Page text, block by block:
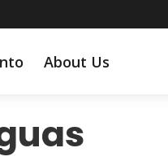
About Us